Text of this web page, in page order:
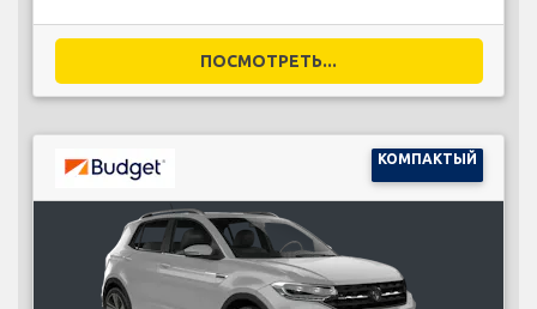
ПОСМОТРЕТЬ...
КОМПАКТЫЙ